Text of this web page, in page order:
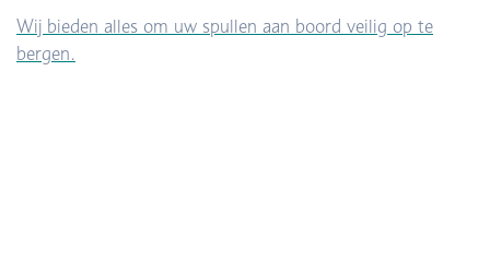
Wij bieden alles om uw spullen aan boord veilig op te
bergen.